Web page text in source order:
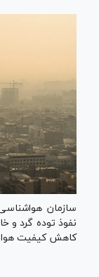
سازمان
نفوذ توده گرد و
کاهش کیفیت هوا